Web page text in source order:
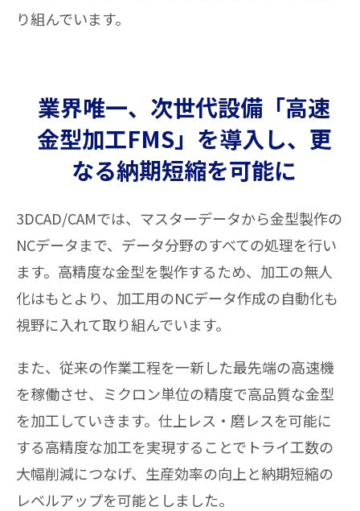
り組んでいます。
業界唯一、次世代設備「高速
金型加工FMS」を導入し、更
なる納期短縮を可能に
3DCAD/CAMでは、マスターデータから金型製作の
NCデータまで、データ分野のすべての処理を行い
ます。高精度な金型を製作するため、加工の無人
化はもとより、加工用のNCデータ作成の自動化も
視野に入れて取り組んでいます。
また、従来の作業工程を一新した最先端の高速機
を稼働させ、ミクロン単位の精度で高品質な金型
を加工していきます。仕上レス・磨レスを可能に
する高精度な加工を実現することでトライ工数の
大幅削減につなげ、生産効率の向上と納期短縮の
レベルアップを可能としました。